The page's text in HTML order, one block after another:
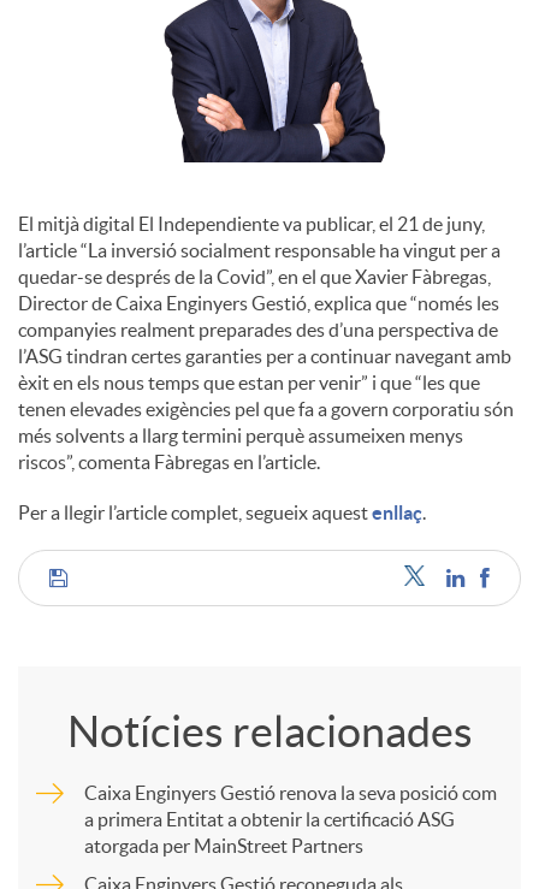
l
s
El mitjà digital El Independiente va publicar, el 21 de juny,
l’article “La inversió socialment responsable ha vingut per a
quedar-se després de la Covid”, en el que Xavier Fàbregas,
Director de Caixa Enginyers Gestió, explica que “només les
companyies realment preparades des d’una perspectiva de
l’ASG tindran certes garanties per a continuar navegant amb
èxit en els nous temps que estan per venir” i que “les que
tenen elevades exigències pel que fa a govern corporatiu són
més solvents a llarg termini perquè assumeixen menys
riscos”, comenta Fàbregas en l’article.
Per a llegir l’article complet, segueix aquestenllaç.
C
m
Notícies relacionades
Caixa Enginyers Gestió renova la seva posició com
a primera Entitat a obtenir la certificació ASG
atorgada per MainStreet Partners
Caixa Enginyers Gestió reconeguda als